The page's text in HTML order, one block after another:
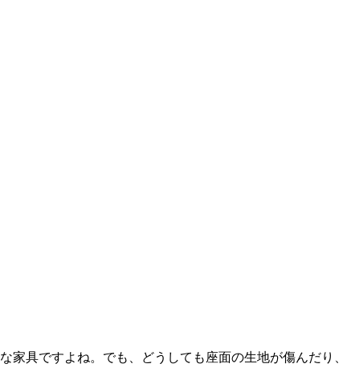
家具ですよね。でも、どうしても座面の生地が傷んだり